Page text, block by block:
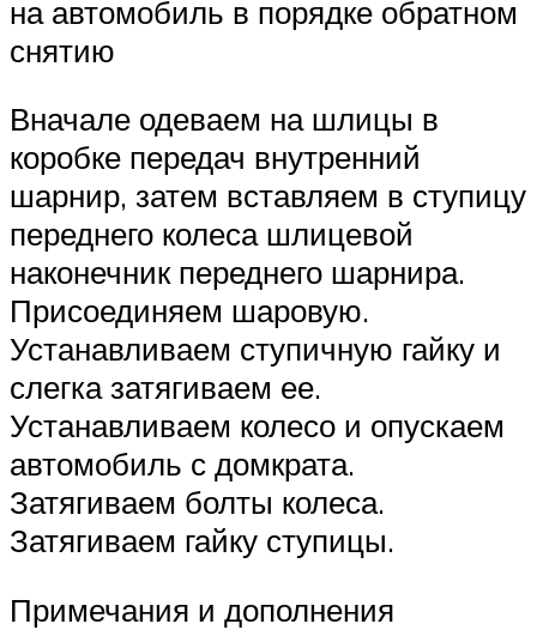
на автомобиль в порядке обратном
снятию
Вначале одеваем на шлицы в
коробке передач внутренний
шарнир, затем вставляем в ступицу
переднего колеса шлицевой
наконечник переднего шарнира.
Присоединяем шаровую.
Устанавливаем ступичную гайку и
слегка затягиваем ее.
Устанавливаем колесо и опускаем
автомобиль с домкрата.
Затягиваем болты колеса.
Затягиваем гайку ступицы.
Примечания и дополнения